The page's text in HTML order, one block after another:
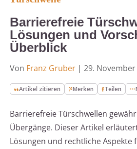
Barrierefreie
Lösungen und
Überblick
Von Franz Gruber | 29. November
Artikel zitieren Merken Teilen
Barrierefreie Türschwellen
Übergänge. Dieser Artikel
Lösungen und rechtliche